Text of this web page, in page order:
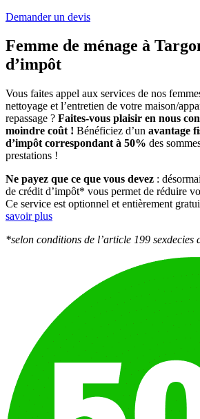
Demander un devis
Femme de ménage à
d’impôt
Vous faites appel aux services de nos
nettoyage et l’entretien de votre maison/
repassage ? Faites-vous plaisir en nous
moindre coût ! Bénéficiez d’un avantage
d’impôt correspondant à 50% des
prestations !
Ne payez que ce que vous devez :
de crédit d’impôt* vous permet de réduire
Ce service est optionnel et entièrement
savoir plus
*selon conditions de l’article 199 sexdecies